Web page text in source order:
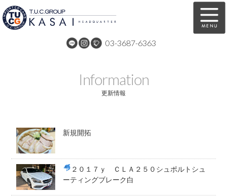
03-3687-6363
全国納車
買取無料査定
Information
更新情報
新規開拓
２０１７ｙ ＣＬＡ２５０シュポルトシュ
ーティングブレーク白